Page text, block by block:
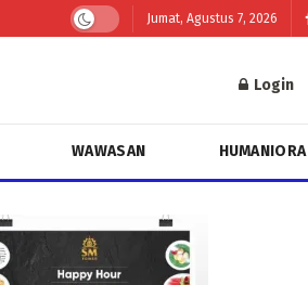
Jumat, Agustus 7, 2026
Login
WAWASAN HUMANIORA